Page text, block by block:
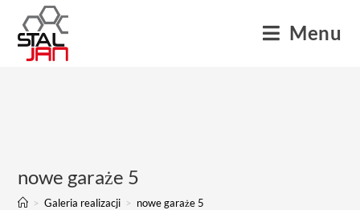
Menu
nowe garaże 5
> Galeria realizacji > nowe garaże 5